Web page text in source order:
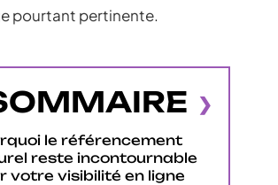
pourtant pertinente.
le référencement
reste incontournable
votre visibilité en ligne